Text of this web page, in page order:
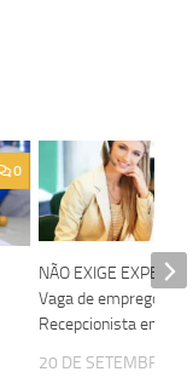
0
NÃO EXIGE
Vaga de emprego
Recepcionista em
20 DE SETEMBRO